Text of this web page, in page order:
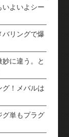
いよいよシー
バリングで爆
に違う。と
グ！メバルは
グ単もプラグ